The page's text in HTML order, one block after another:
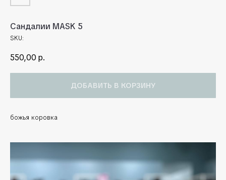
Сандалии MASK 5
SKU:
550,00 р.
ДОБАВИТЬ В КОРЗИНУ
божья коровка